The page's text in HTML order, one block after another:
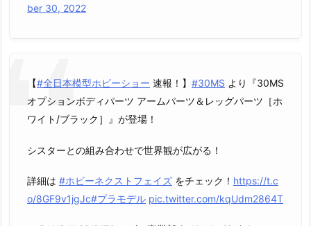
ber 30, 2022
【#全日本模型ホビーショー 速報！】 #30MS より『30MS
オプションボディパーツ アームパーツ＆レッグパーツ［ホ
ワイト/ブラック］』が登場！
シスターとの組み合わせで世界観が広がる！
詳細は #ホビーネクストフェイズ をチェック！ https://t.c
o/8GF9v1jgJc#プラモデル pic.twitter.com/kqUdm2864T